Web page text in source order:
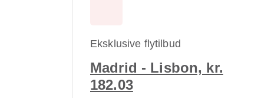
Eksklusive flytilbud
Madrid - Lisbon, kr.
182.03